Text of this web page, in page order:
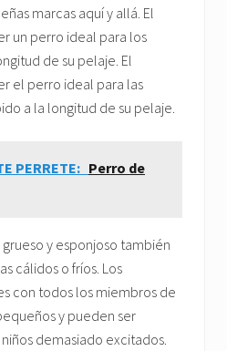
marcas aquí y allá. El
un perro ideal para los
de su pelaje. El
el perro ideal para las
a la longitud de su pelaje.
PERRETE: Perro de
y esponjoso también
cálidos o fríos. Los
con todos los miembros de
y pueden ser
demasiado excitados.